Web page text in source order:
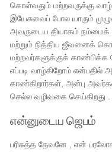
கொள்வதும் மற்றவருக்கு
இயேசுவைப் போல யாரும்
அவருடைய தியாகம் நம்மைக்
மற்றும் நித்திய ஜீவனைக்
மற்றவர்களுக்குக் காண்பிக்க
எப்படி வாழ்கிறோம்
காண்கிறார்கள், அன்பு
செல்ல வழிவகை செய்கிறது .
என்னுடைய ஜெபம்
பரிசுத்த தேவனே , என்